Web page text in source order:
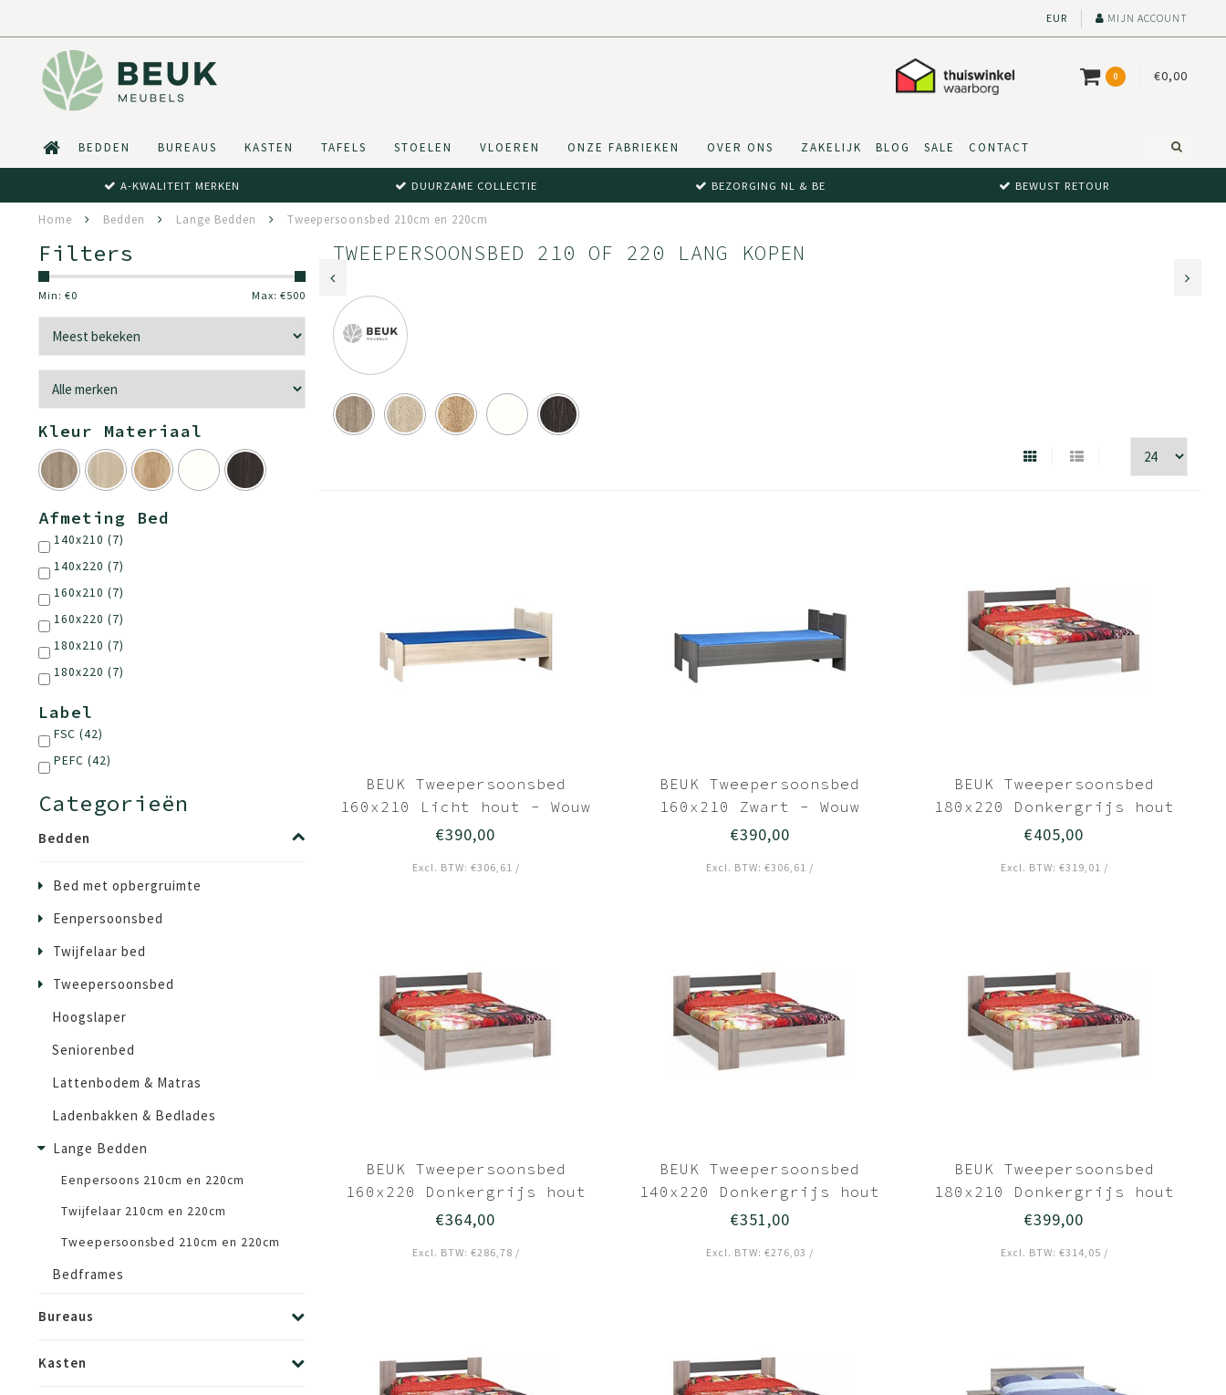
EUR MIJN ACCOUNT
0 €0,00
BEDDEN BUREAUS KASTEN TAFELS STOELEN VLOEREN ONZE FABRIEKEN OVER ONS ZAKELIJK BLOG SALE CONTACT
A-KWALITEIT MERKEN DUURZAME COLLECTIE BEZORGING NL & BE BEWUST RETOUR
Home Bedden Lange Bedden Tweepersoonsbed 210cm en 220cm
Filters
Min: €0 Max: €500
Kleur Materiaal
Afmeting Bed
140x210 (7)
140x220 (7)
160x210 (7)
160x220 (7)
180x210 (7)
180x220 (7)
Label
FSC (42)
PEFC (42)
Categorieën
Bedden
Bed met opbergruimte
Eenpersoonsbed
Twijfelaar bed
Tweepersoonsbed
Hoogslaper
Seniorenbed
Lattenbodem & Matras
Ladenbakken & Bedlades
Lange Bedden
Eenpersoons 210cm en 220cm
Twijfelaar 210cm en 220cm
Tweepersoonsbed 210cm en 220cm
Bedframes
Bureaus
Kasten
TWEEPERSOONSBED 210 OF 220 LANG KOPEN
BEUK Tweepersoonsbed
160x210 Licht hout - Wouw
€390,00
Excl. BTW: €306,61 /
BEUK Tweepersoonsbed
160x210 Zwart - Wouw
€390,00
Excl. BTW: €306,61 /
BEUK Tweepersoonsbed
180x220 Donkergrijs hout
€405,00
Excl. BTW: €319,01 /
BEUK Tweepersoonsbed
160x220 Donkergrijs hout
€364,00
Excl. BTW: €286,78 /
BEUK Tweepersoonsbed
140x220 Donkergrijs hout
€351,00
Excl. BTW: €276,03 /
BEUK Tweepersoonsbed
180x210 Donkergrijs hout
€399,00
Excl. BTW: €314,05 /